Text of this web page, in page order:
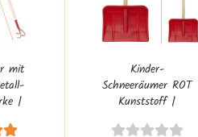
mit
|
Kinder-
Schneeräumer ROT
Kunststoff |